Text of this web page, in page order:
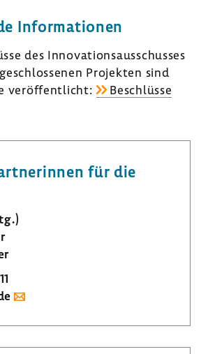
Infor­ma­tionen
des Inno­va­ti­ons­aus­schusses
Projekten sind
veröf­fent­licht:
Beschlüsse
für die